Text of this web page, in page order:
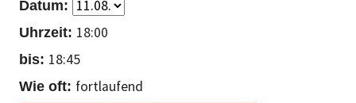
18:00
18:45
fortlaufend